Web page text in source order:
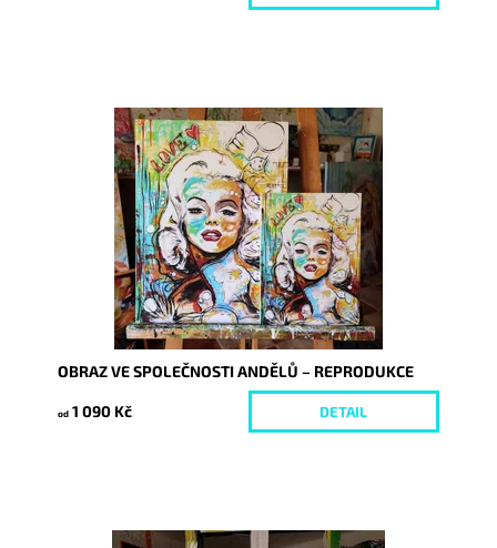
Dostupnost:
Skladem
5902/21
OBRAZ VE SPOLEČNOSTI ANDĚLŮ – REPRODUKCE
od 1 090 Kč DETAIL